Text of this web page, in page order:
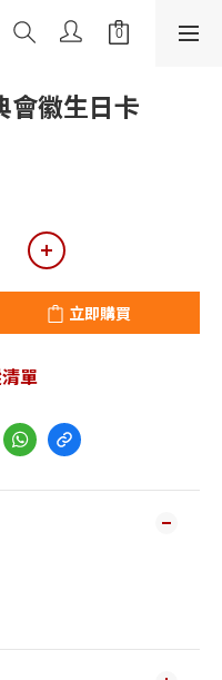
會徽生日卡
立即購買
單